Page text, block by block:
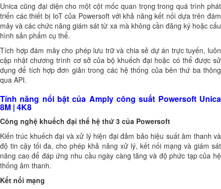
Unica cũng đại diện cho một cột mốc quan trọng trong quá trình phát
triển các thiết bị IoT của Powersoft với khả năng kết nối dựa trên đám
mây và các chức năng giám sát từ xa mà không cần đăng ký hoặc cấu
hình sản phẩm cụ thể.
Tích hợp đám mây cho phép lưu trữ và chia sẻ dự án trực tuyến, luôn
cập nhật chương trình cơ sở của bộ khuếch đại hoặc có thể được sử
dụng để tích hợp đơn giản trong các hệ thống của bên thứ ba thông
qua API.
Tính năng nổi bật của Amply công suất Powersoft Unica
8M | 4K8
Công nghệ khuếch đại thế hệ thứ 3 của Powersoft
Kiến trúc khuếch đại và xử lý hiện đại đảm bảo hiệu suất âm thanh và
độ tin cậy tối đa, cho phép khả năng xử lý, kết nối mạng và giám sát
nâng cao để đáp ứng nhu cầu ngày càng tăng và độ phức tạp của hệ
thống âm thanh.
Kết nối mạng